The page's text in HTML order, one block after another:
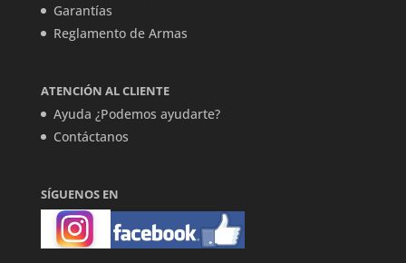
Garantías
Reglamento de Armas
ATENCIÓN AL CLIENTE
Ayuda ¿Podemos ayudarte?
Contáctanos
SÍGUENOS EN